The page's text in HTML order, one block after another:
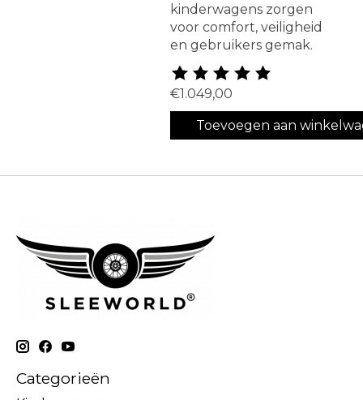
kinderwagens zorgen
voor comfort, veiligheid
en gebruikers gemak.
De beoordeling van dit
€1.049,00
Toevoegen aan
Categorieën